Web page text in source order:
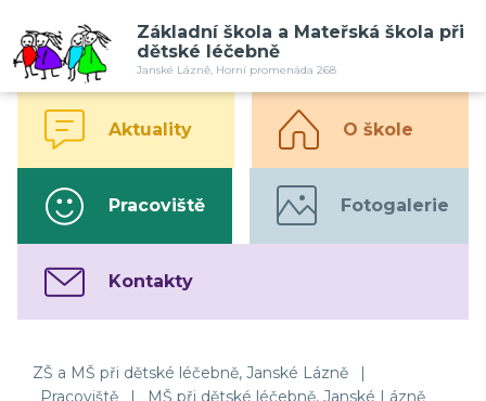
Základní škola a Mateřská škola při
dětské léčebně
Janské Lázně, Horní promenáda 268
Aktuality O škole
Pracoviště Fotogalerie
Kontakty
ZŠ a MŠ při dětské léčebně, Janské Lázně
|
Pracoviště
| MŠ při dětské léčebně, Janské Lázně